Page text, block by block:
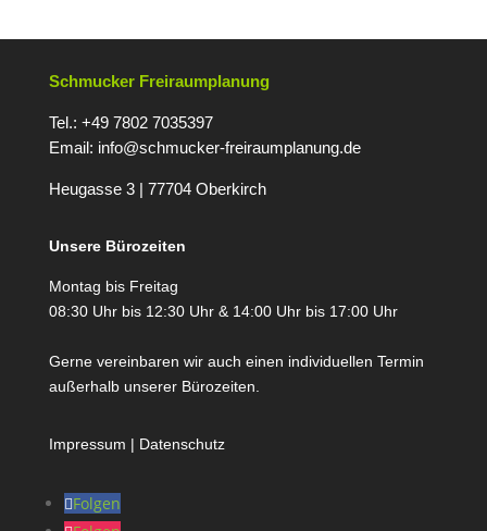
Schmucker Freiraumplanung
Tel.: +49 7802 7035397
Email: info@schmucker-freiraumplanung.de
Heugasse 3 | 77704 Oberkirch
Unsere Bürozeiten
Montag bis Freitag
08:30 Uhr bis 12:30 Uhr & 14:00 Uhr bis 17:00 Uhr
Gerne vereinbaren wir auch einen individuellen Termin
außerhalb unserer Bürozeiten.
Impressum | Datenschutz
Folgen